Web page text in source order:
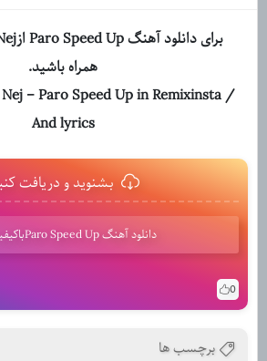
همراه باشید.
– Paro Speed Up in Remixinsta /
And lyrics
بشنوید و دریافت
دانلود آهنگ Paro Speed Upباکیفیت320
0
برچسب ها